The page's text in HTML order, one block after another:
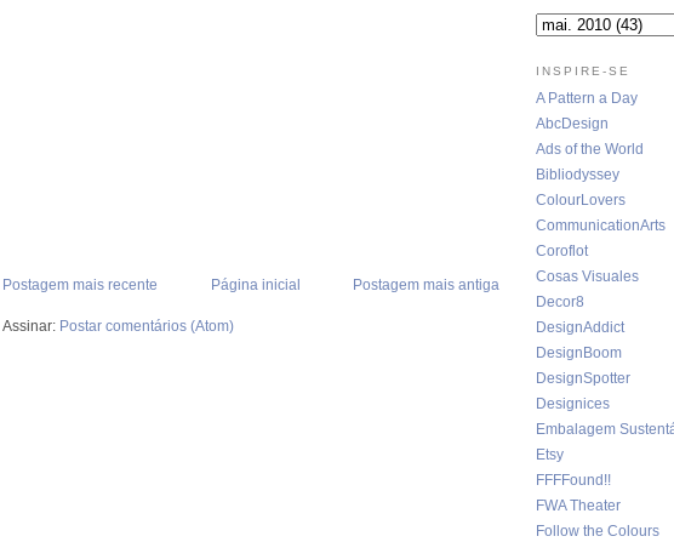
Postagem mais recente Postagem mais antiga
Página inicial
Assinar: Postar comentários (Atom)
INSPIRE-SE
A Pattern a Day
AbcDesign
Ads of the World
Bibliodyssey
ColourLovers
CommunicationArts
Coroflot
Cosas Visuales
Decor8
DesignAddict
DesignBoom
DesignSpotter
Designices
Embalagem
Etsy
FFFFound!!
FWA Theater
Follow the Colours